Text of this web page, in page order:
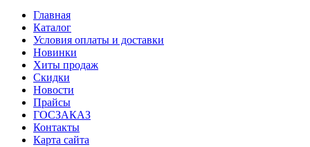
Главная
Каталог
Условия оплаты и доставки
Новинки
Хиты продаж
Скидки
Новости
Прайсы
ГОСЗАКАЗ
Контакты
Карта сайта